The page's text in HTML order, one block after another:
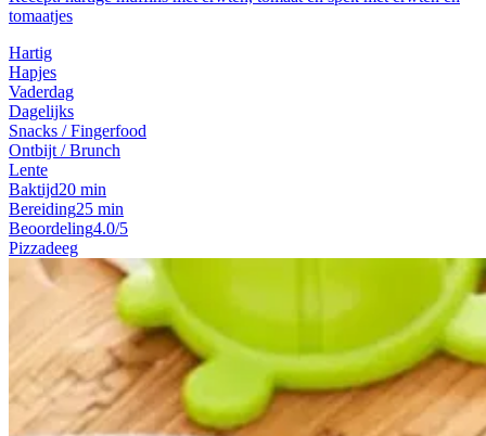
tomaatjes
Hartig
Hapjes
Vaderdag
Dagelijks
Snacks / Fingerfood
Ontbijt / Brunch
Lente
Baktijd20 min
Bereiding25 min
Beoordeling4.0/5
Pizzadeeg